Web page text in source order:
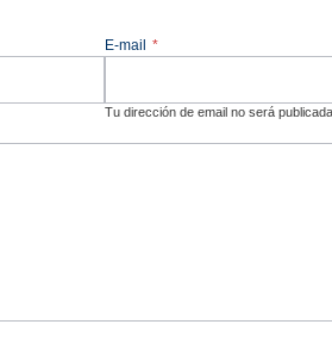
E-mail *
Tu dirección de email no será publicada.